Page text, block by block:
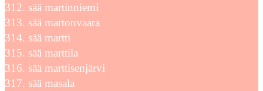
sää martinniemi
sää martonvaara
sää martti
sää marttila
sää marttisenjärvi
sää masala